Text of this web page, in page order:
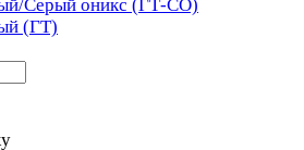
Серый оникс (ГТ-СО)
(ГТ)